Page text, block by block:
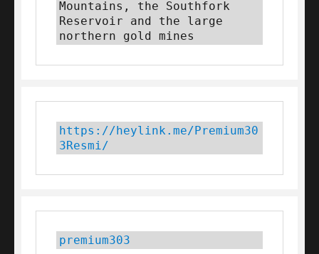
Mountains, the Southfork
Reservoir and the large
northern gold mines
https://heylink.me/Premium30
3Resmi/
premium303